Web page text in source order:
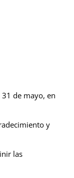
de mayo, en
y
las